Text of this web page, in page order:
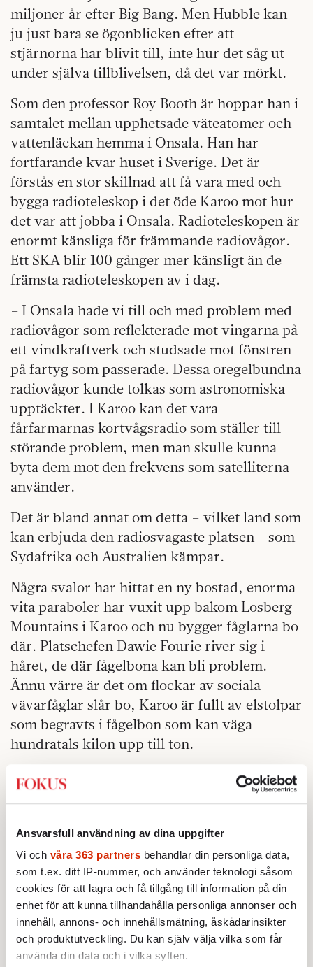
Ansvarsfull användning av dina uppgifter
Vi och våra 363 partners behandlar din personliga data,
som t.ex. ditt IP-nummer, och använder teknologi såsom
cookies för att lagra och få tillgång till information på din
enhet för att kunna tillhandahålla personliga annonser och
innehåll, annons- och innehållsmätning, åskådarinsikter
och produktutveckling. Du kan själv välja vilka som får
använda din data och i vilka syften.
miljoner år efter Big Bang. Men Hubble kan
ju just bara se ögonblicken efter att
stjärnorna har blivit till, inte hur det såg ut
under själva tillblivelsen, då det var mörkt.
Som den professor Roy Booth är hoppar han i
samtalet mellan upphetsade väteatomer och
vattenläckan hemma i Onsala. Han har
fortfarande kvar huset i Sverige. Det är
förstås en stor skillnad att få vara med och
bygga radioteleskop i det öde Karoo mot hur
det var att jobba i Onsala. Radioteleskopen är
enormt känsliga för främmande radiovågor.
Ett SKA blir 100 gånger mer känsligt än de
främsta radioteleskopen av i dag.
– I Onsala hade vi till och med problem med
radiovågor som reflekterade mot vingarna på
ett vindkraftverk och studsade mot fönstren
på fartyg som passerade. Dessa oregelbundna
radiovågor kunde tolkas som astronomiska
upptäckter. I Karoo kan det vara
fårfarmarnas kortvågsradio som ställer till
störande problem, men man skulle kunna
byta dem mot den frekvens som satelliterna
använder.
Det är bland annat om detta – vilket land som
kan erbjuda den radiosvagaste platsen – som
Sydafrika och Australien kämpar.
Några svalor har hittat en ny bostad, enorma
vita paraboler har vuxit upp bakom Losberg
Mountains i Karoo och nu bygger fåglarna bo
där. Platschefen Dawie Fourie river sig i
håret, de där fågelbona kan bli problem.
Ännu värre är det om flockar av sociala
vävarfåglar slår bo, Karoo är fullt av elstolpar
som begravts i fågelbon som kan väga
hundratals kilon upp till ton.
– Vi måste hela tiden se till att de inte får
fäste, parabolerna ska fånga radiovågorna
Den här dagen står de parkerade med
skålarna riktade rätt upp, det har precis
dragits fram specialgjorda elledningar som
ska kopplas in, ledningar som ger ifrån sig
minimal strålning. Dawie Fourie tittar upp
mot de sju parabolerna som är på plats.